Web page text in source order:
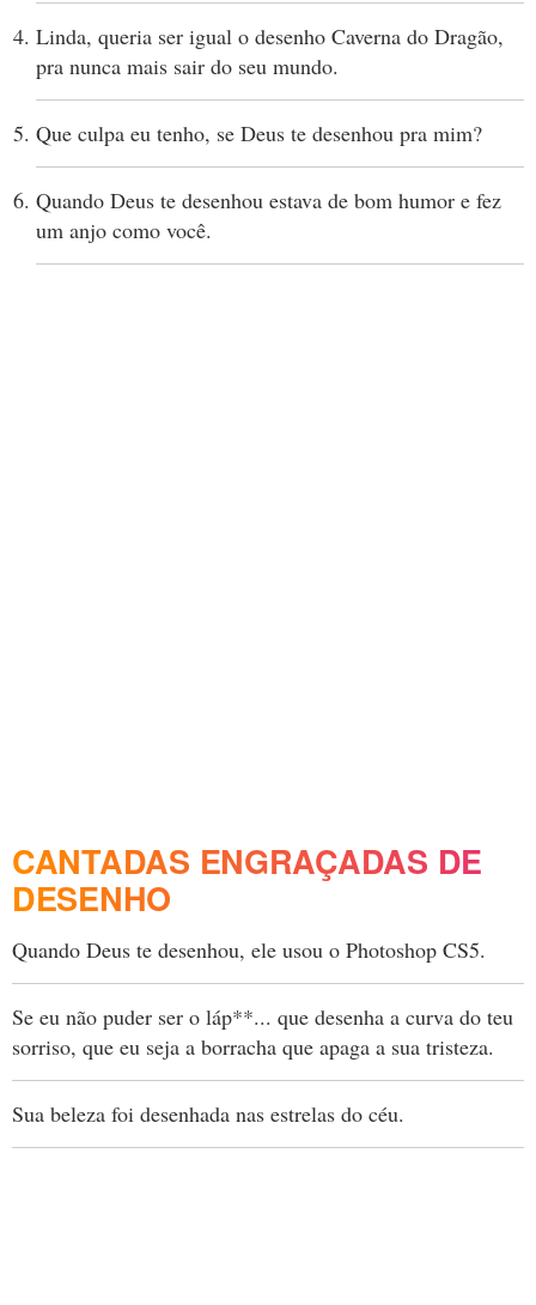
Linda, queria ser igual o desenho Caverna do Dragão,
pra nunca mais sair do seu mundo.
Que culpa eu tenho, se Deus te desenhou pra mim?
Quando Deus te desenhou estava de bom humor e fez
um anjo como você.
CANTADAS ENGRAÇADAS DE
DESENHO
Quando Deus te desenhou, ele usou o Photoshop CS5.
Se eu não puder ser o láp**... que desenha a curva do teu
sorriso, que eu seja a borracha que apaga a sua tristeza.
Sua beleza foi desenhada nas estrelas do céu.